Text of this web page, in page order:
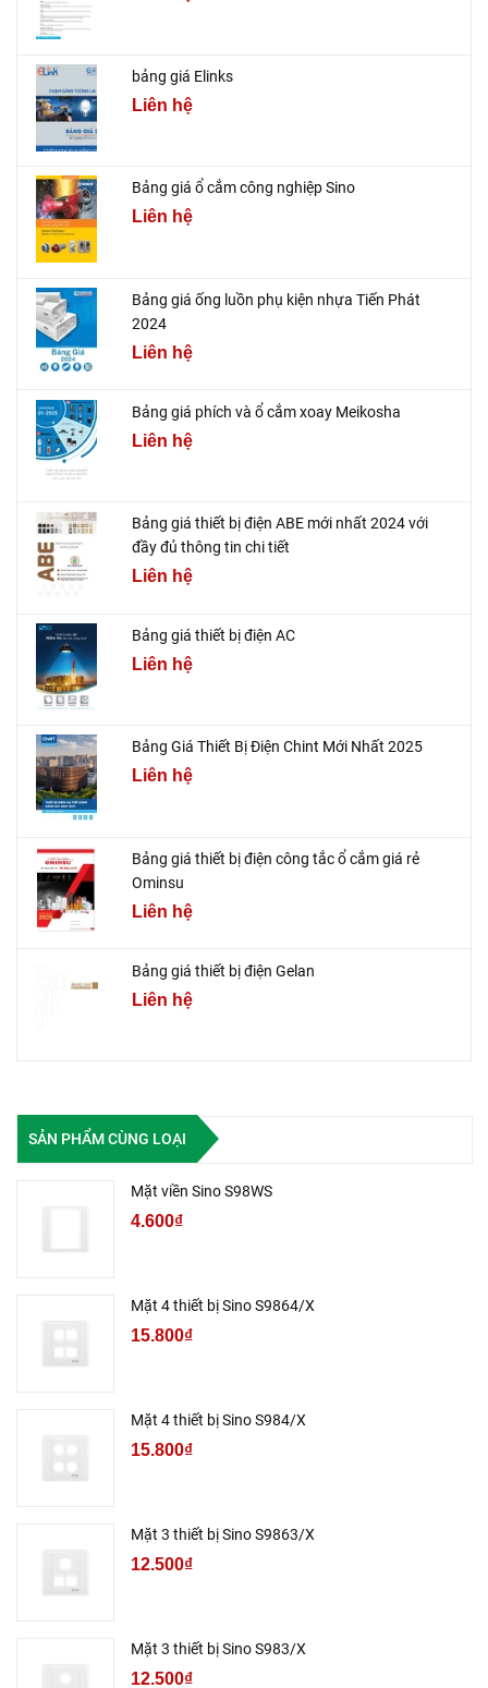
bảng giá Elinks
Liên hệ
Bảng giá ổ cắm công nghiệp Sino
Liên hệ
Bảng giá ống luồn phụ kiện nhựa Tiến Phát
2024
Liên hệ
Bảng giá phích và ổ cắm xoay Meikosha
Liên hệ
Bảng giá thiết bị điện ABE mới nhất 2024 với
đầy đủ thông tin chi tiết
Liên hệ
Bảng giá thiết bị điện AC
Liên hệ
Bảng Giá Thiết Bị Điện Chint Mới Nhất 2025
Liên hệ
Bảng giá thiết bị điện công tắc ổ cắm giá rẻ
Ominsu
Liên hệ
Bảng giá thiết bị điện Gelan
Liên hệ
SẢN PHẨM CÙNG LOẠI
Mặt viền Sino S98WS
4.600₫
Mặt 4 thiết bị Sino S9864/X
15.800₫
Mặt 4 thiết bị Sino S984/X
15.800₫
Mặt 3 thiết bị Sino S9863/X
12.500₫
Mặt 3 thiết bị Sino S983/X
12.500₫